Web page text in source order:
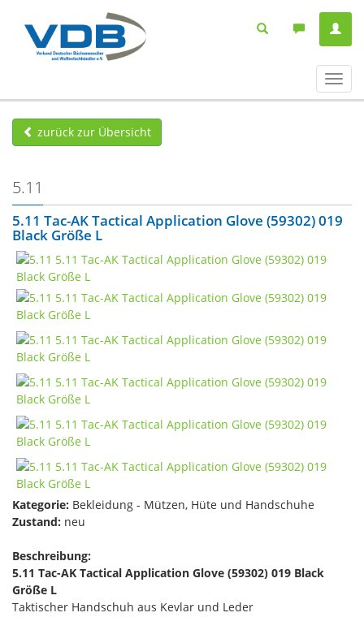
ein-/
zurück zur Übersicht
5.11
5.11 Tac-AK Tactical Application Glove (59302) 019
Black Größe L
Kategorie: Bekleidung - Mützen, Hüte und Handschuhe
Zustand: neu
Beschreibung:
5.11 Tac-AK Tactical Application Glove (59302) 019 Black
Größe L
Taktischer Handschuh aus Kevlar und Leder